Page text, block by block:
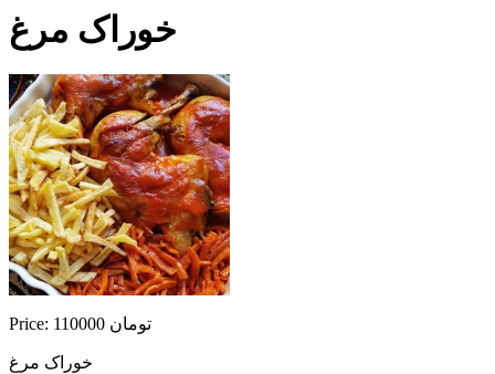
خوراک مرغ
Price: 110000 تومان
خوراک مرغ